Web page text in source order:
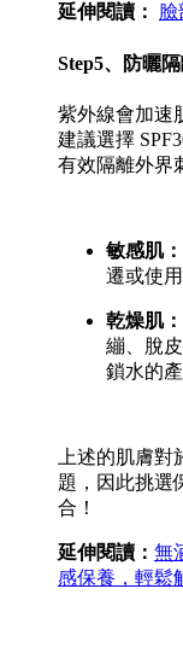
延伸閱讀： 臉
Step5、防曬
紫外線會加速
建議選擇
有效隔離外界
敏感肌：
遷或使
乾燥肌：
繃、脫
鎖水的
上述的肌膚
題，因此挑選
合！
延伸閱讀： 無
感保養，輕鬆